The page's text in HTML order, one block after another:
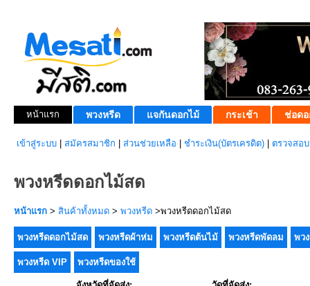
หน้าแรก พวงหรีด แจกันดอกไม้ กระเช้า ช่อดอ
เข้าสู่ระบบ สมัครสมาชิก ส่วนช่วยเหลือ ชำระเงิน(บัตรเครดิต) ตรวจสอ
พวงหรีดดอกไม้สด
หน้าแรก > สินค้าทั้งหมด > พวงหรีด >พวงหรีดดอกไม้สด
พวงหรีดดอกไม้สด พวงหรีดผ้าห่ม พวงหรีดต้นไม้ พวงหรีดพัดลม พว
พวงหรีด VIP พวงหรีดของใช้